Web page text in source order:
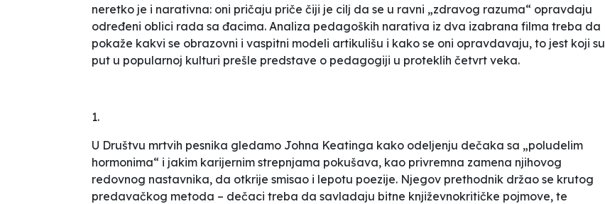
neretko je i narativna: oni pričaju priče čiji je cilj da se u ravni „zdravog razuma“ opravdaju
određeni oblici rada sa đacima. Analiza pedagoških narativa iz dva izabrana filma treba da
pokaže kakvi se obrazovni i vaspitni modeli artikulišu i kako se oni opravdavaju, to jest koji su
put u popularnoj kulturi prešle predstave o pedagogiji u proteklih četvrt veka.
1.
U Društvu mrtvih pesnika gledamo Johna Keatinga kako odeljenju dečaka sa „poludelim
hormonima“ i jakim karijernim strepnjama pokušava, kao privremna zamena njihovog
redovnog nastavnika, da otkrije smisao i lepotu poezije. Njegov prethodnik držao se krutog
predavačkog metoda – dečaci treba da savladaju bitne književnokritičke pojmove, te